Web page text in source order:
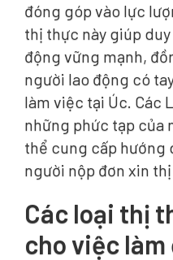
đóng góp vào lực
thị thực này giúp
động vững mạnh,
người lao động có
làm việc tại Úc. Các
những phức tạp của
thể cung cấp hướng
người nộp đơn xin
Các loại thị
cho việc